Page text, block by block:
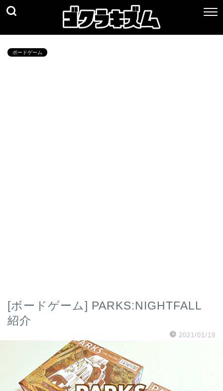
ボードゲーム
[ボードゲーム] PARKS:NIGHTFALL
紹介
2021/01/19